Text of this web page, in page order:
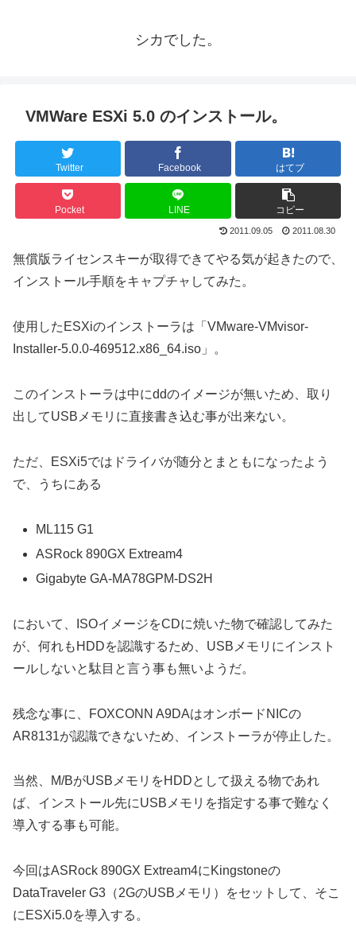
シカでした。
VMWare ESXi 5.0 のインストール。
Twitter Facebook はてブ
Pocket LINE コピー
2011.09.05 2011.08.30
無償版ライセンスキーが取得できてやる気が起きたので、
インストール手順をキャプチャしてみた。
使用したESXiのインストーラは「VMware-VMvisor-
Installer-5.0.0-469512.x86_64.iso」。
このインストーラは中にddのイメージが無いため、取り
出してUSBメモリに直接書き込む事が出来ない。
ただ、ESXi5ではドライバが随分とまともになったよう
で、うちにある
ML115 G1
ASRock 890GX Extream4
Gigabyte GA-MA78GPM-DS2H
において、ISOイメージをCDに焼いた物で確認してみた
が、何れもHDDを認識するため、USBメモリにインスト
ールしないと駄目と言う事も無いようだ。
残念な事に、FOXCONN A9DAはオンボードNICの
AR8131が認識できないため、インストーラが停止した。
当然、M/BがUSBメモリをHDDとして扱える物であれ
ば、インストール先にUSBメモリを指定する事で難なく
導入する事も可能。
今回はASRock 890GX Extream4にKingstoneの
DataTraveler G3（2GのUSBメモリ）をセットして、そこ
にESXi5.0を導入する。